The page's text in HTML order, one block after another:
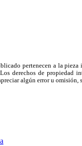
pertenecen a la
derechos de propiedad
algún error u